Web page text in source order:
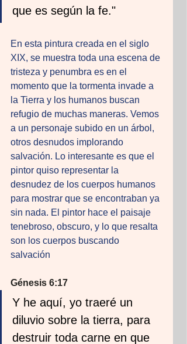
que es según la fe."
En esta pintura creada en el siglo
XIX, se muestra toda una escena de
tristeza y penumbra es en el
momento que la tormenta invade a
la Tierra y los humanos buscan
refugio de muchas maneras. Vemos
a un personaje subido en un árbol,
otros desnudos implorando
salvación. Lo interesante es que el
pintor quiso representar la
desnudez de los cuerpos humanos
para mostrar que se encontraban ya
sin nada. El pintor hace el paisaje
tenebroso, obscuro, y lo que resalta
son los cuerpos buscando
salvación
Génesis 6:17
Y he aquí, yo traeré un
diluvio sobre la tierra, para
destruir toda carne en que